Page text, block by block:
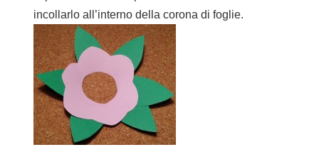
incollarlo all’interno della corona di foglie.